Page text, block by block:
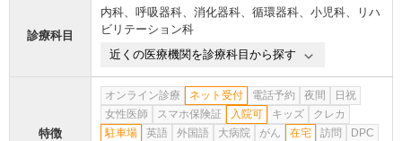
診療科目
内科、 呼吸器科、 消化器科、 循環器科、 小児科、
リハ
ビリテーション科
近くの医療機関を診療科目から探す
特徴
オンライン診療 ネット受付 電話予約 夜間
日祝
女性医師
スマホ保険証 入院可 キッズ
クレカ
駐車場
英語 外国語 大病院 がん 在宅 訪問
DPC